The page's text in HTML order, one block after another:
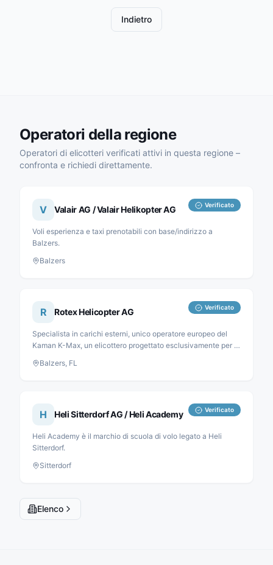
Indietro
Operatori della regione
Operatori di elicotteri verificati attivi in questa regione –
confronta e richiedi direttamente.
V Valair AG / Valair Helikopter AG Verificato
Voli esperienza e taxi prenotabili con base/indirizzo a
Balzers.
Balzers
R Rotex Helicopter AG Verificato
Specialista in carichi esterni, unico operatore europeo del
Kaman K-Max, un elicottero progettato esclusivamente per il
montaggio.
Balzers, FL
H Heli Sitterdorf AG / Heli Academy Verificato
Heli Academy è il marchio di scuola di volo legato a Heli
Sitterdorf.
Sitterdorf
Elenco